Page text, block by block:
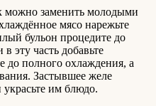
можно заменить молодыми
мясо нарежьте
бульон процедите до
эту часть добавьте
до полного охлаждения, а
Застывшее желе
им блюдо.